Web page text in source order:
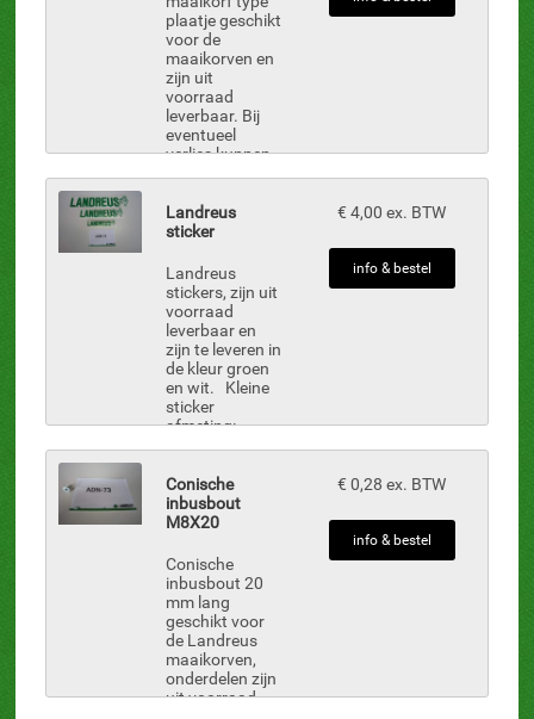
plaatje geschikt
voor de
maaikorven en
zijn uit
voorraad
leverbaar. Bij
eventueel
verlies kunnen
inclusief het
orginele
Landreus
sticker
Landreus
stickers, zijn uit
voorraad
leverbaar en
zijn te leveren in
de kleur groen
en wit. Kleine
sticker
afmeting:
Middel sticker
afmeting:
Hoogte 7 cm
€ 4,00 ex. BTW
info & bestel
Conische
inbusbout
M8X20
Conische
inbusbout 20
mm lang
geschikt voor
de Landreus
maaikorven,
onderdelen zijn
uit voorraad
€ 0,28 ex. BTW
info & bestel